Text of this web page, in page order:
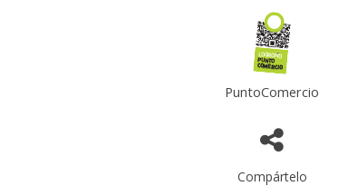
PuntoComercio
Compártelo